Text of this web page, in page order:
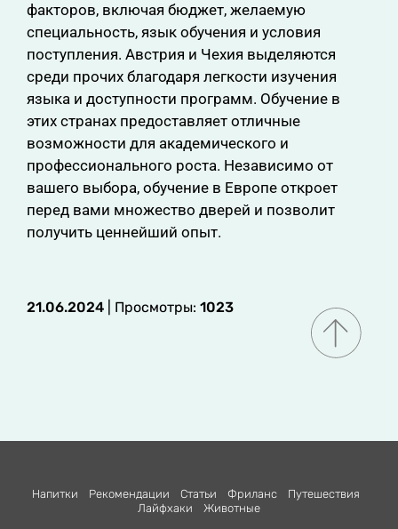
факторов, включая бюджет, желаемую
специальность, язык обучения и условия
поступления. Австрия и Чехия выделяются
среди прочих благодаря легкости изучения
языка и доступности программ. Обучение в
этих странах предоставляет отличные
возможности для академического и
профессионального роста. Независимо от
вашего выбора, обучение в Европе откроет
перед вами множество дверей и позволит
получить ценнейший опыт.
21.06.2024 | Просмотры: 1023
Напитки Рекомендации Статьи Фриланс
Путешествия
Лайфхаки
Животные